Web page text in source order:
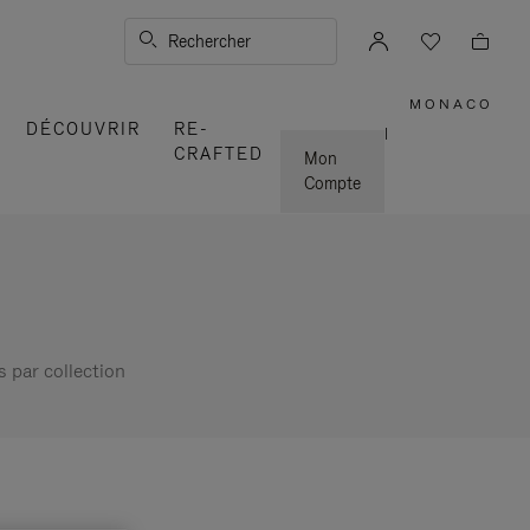
Rechercher
DÉCOUVRIR
RE-
CRAFTED
Mon
Compte
MONACO
|
par collection